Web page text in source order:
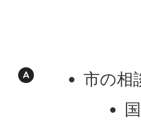
市の相